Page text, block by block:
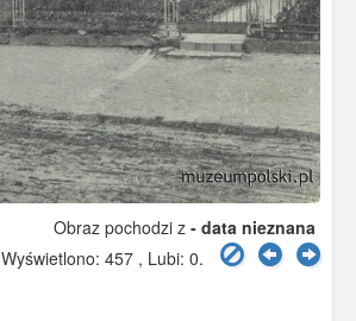
Obraz pochodzi z - data nieznana
Wyświetlono: 457 , Lubi: 0.